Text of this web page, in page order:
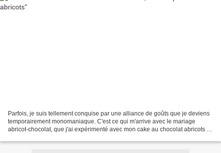
Parfois, je suis tellement conquise par une alliance de goûts que je deviens
temporairement monomaniaque. C'est ce qui m'arrive avec le mariage
abricot-chocolat, que j'ai expérimenté avec mon cake au chocolat abricots et